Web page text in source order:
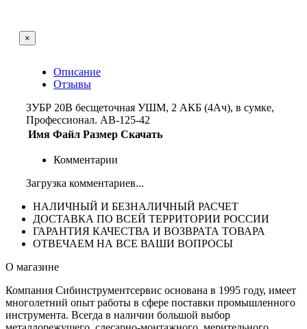
×
Описание
Отзывы
ЗУБР 20В бесщеточная УШМ, 2 АКБ (4Ач), в сумке,
Профессионал. AB-125-42
Имя Файл Размер Скачать
Комментарии
Загрузка комментариев...
НАЛИЧНЫЙ И БЕЗНАЛИЧНЫЙ РАСЧЕТ
ДОСТАВКА ПО ВСЕЙ ТЕРРИТОРИИ РОССИИ
ГАРАНТИЯ КАЧЕСТВА И ВОЗВРАТА ТОВАРА
ОТВЕЧАЕМ НА ВСЕ ВАШИ ВОПРОСЫ
О магазине
Компания Сибинструментсервис основана в 1995 году, имеет
многолетний опыт работы в сфере поставки промышленного
инструмента. Всегда в наличии большой выбор